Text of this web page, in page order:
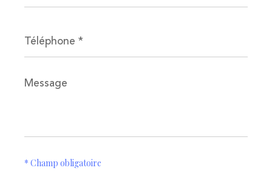
*
Message
*
* Champ obligatoire